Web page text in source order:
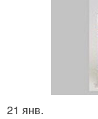
21 янв.